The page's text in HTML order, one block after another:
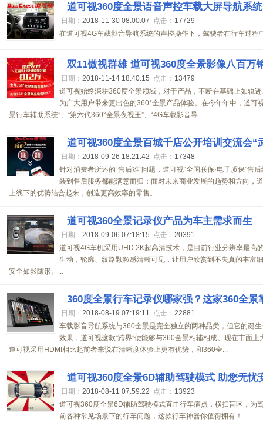
道可视360度全景语音声控车载大屏导航系
日期： 2018-11-30 08:00:07 点击： 17729
在道可视4G车载影音导航系统的声控操作下，驾驶者在行车过程
双11傲视群雄 道可视360度全景影像八百万
日期： 2018-11-14 18:40:15 点击： 13479
道可视始终深耕360度全景领域，对于产品，不断在基础上如轨
为广大用户带来更出色的360°全景产品体验。在今年年中，道可
景行车辅助系统”、“第六代360°全景夜视王”、“4G车载影音导...
道可视360度全景百城千店公开培训交流会“
日期： 2018-09-26 18:21:42 点击： 17348
针对消费者所述的“售后难”问题，道可视“全国联保·电子质保”售
装到售后服务都能满意而归；面对未来商业发展的趋势和方向，
上线下的优势结合起来，创造更高效率的零售。...
道可视360全景记录仪产品为车主需求而生
日期： 2018-09-06 07:18:15 点击： 20391
道可视4G车机采用UHD 2K超高清技术，是目前行业分辨率最高
生动，轮廓、纹路颗粒感清晰可见，让用户欣赏到不失真的丰富
安全如影随形。...
360度全景行车记录仪哪家强？这家360全景
日期： 2018-08-19 07:19:11 点击： 22881
车载影音导航系统与360全景是完全独立的两种品类，但它的诞
效果，道可视这款“跨界”便能够与360全景相辅相成。现在市面
道可视采用HDMI相比起前者来说在清晰度体验上更有优势，和360全...
道可视360度全景6D辅助驾驶模式 助您无忧
日期： 2018-08-11 07:59:22 点击： 13923
道可视360度全景6D辅助驾驶模式直击行车痛点，横扫盲区，为
前各种常见场景下的行车问题，这款行车神器你值得拥有！...